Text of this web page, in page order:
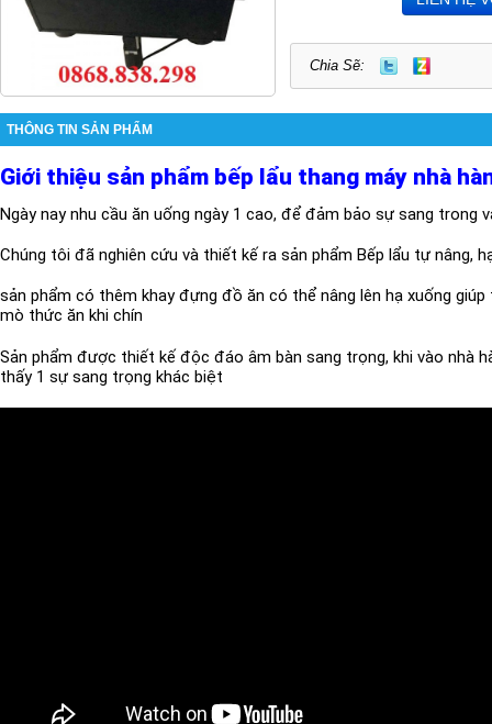
Chia Sẽ:
THÔNG TIN SẢN PHẨM
Giới thiệu sản phẩm bếp lẩu thang máy nhà
Ngày nay nhu cầu ăn uống ngày 1 cao, để đảm bảo sự sang trong
Chúng tôi đã nghiên cứu và thiết kế ra sản phẩm Bếp lẩu tự nâng,
sản phẩm có thêm khay đựng đồ ăn có thể nâng lên hạ xuống
mò thức ăn khi chín
Sản phẩm được thiết kế độc đáo âm bàn sang trọng, khi vào nhà
thấy 1 sự sang trọng khác biệt